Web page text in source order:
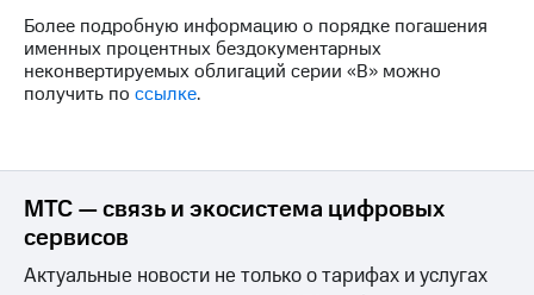
SIM-
карта
для
иностранцев
Выбрать
красивый
номер
Выберите
и подключите
ТВ
с выгодным
Интернет,
ТВ и телефон
для дома
Более подробную информацию о порядке погашения
именных процентных бездокументарных
неконвертируемых облигаций серии «В» можно
получить по ссылке.
МТС — связь и экосистема цифровых
сервисов
Актуальные новости не только о тарифах и услугах